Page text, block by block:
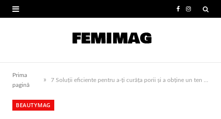
e
b
I
t
a
Prima
pagină
»
BEAUTYMAG